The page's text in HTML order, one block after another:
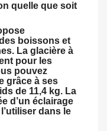
quelle que soit
boissons et
La glacière à
pour les
pouvez
grâce à ses
de 11,4 kg. La
d’un éclairage
dans le